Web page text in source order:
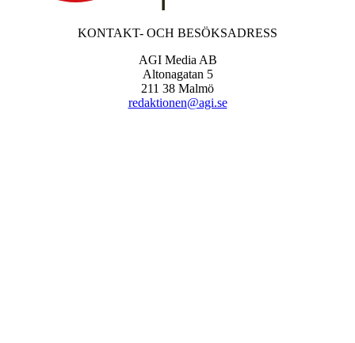
KONTAKT- OCH BESÖKSADRESS
AGI Media AB
Altonagatan 5
211 38 Malmö
redaktionen@agi.se